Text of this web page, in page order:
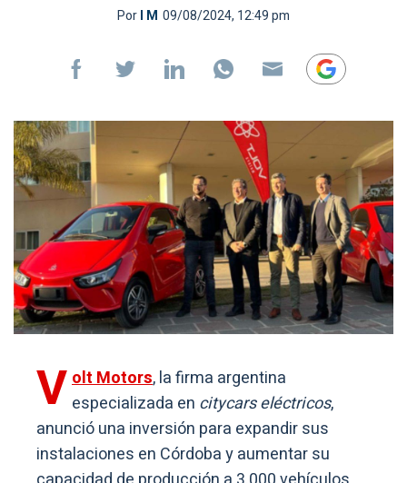
PorI M 09/08/2024, 12:49 pm
Volt Motors, la firma argentina
especializada en citycars eléctricos,
anunció una inversión para expandir sus
instalaciones en Córdoba y aumentar su